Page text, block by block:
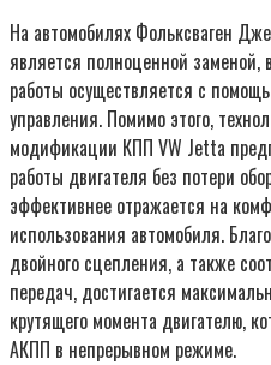
На автомобилях Фольксваген
является полноценной заменой,
работы осуществляется с
управления. Помимо этого,
модификации КПП VW Jetta
работы двигателя без потери
эффективнее отражается на
использования автомобиля.
двойного сцепления, а также
передач, достигается
крутящего момента двигателю,
АКПП в непрерывном режиме.